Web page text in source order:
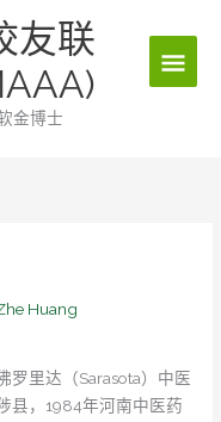
友联
主
菜
金博士
Huang
罗里达（Sarasota）中医
县，1984年河南中医药